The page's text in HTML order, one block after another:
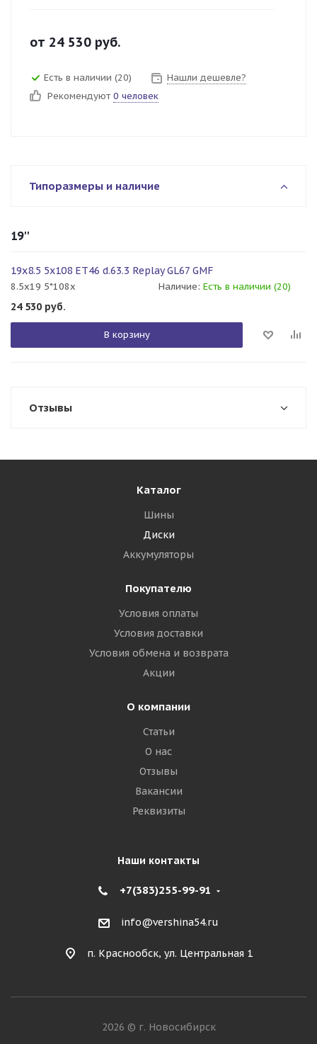
от 24 530 руб.
Есть в наличии (20)
Нашли дешевле?
Рекомендуют 0 человек
Типоразмеры и наличие
19''
19x8.5 5x108 ET46 d.63.3 Replay GL67 GMF
8.5x19 5*108x Наличие: Есть в наличии (20)
24 530 руб.
В корзину
Отзывы
Каталог
Шины
Диски
Аккумуляторы
Покупателю
Условия оплаты
Условия доставки
Условия обмена и возврата
Акции
О компании
Статьи
О нас
Отзывы
Вакансии
Реквизиты
Наши контакты
+7(383)255-99-91
info@vershina54.ru
п. Краснообск, ул. Центральная 1
2026 © г. Новосибирск